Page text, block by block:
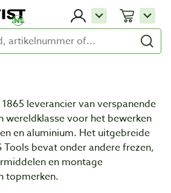
leverancier van verspanende
wereldklasse voor het bewerken
en aluminium. Het uitgebreide
Tools bevat onder andere frezen,
en montage
topmerken.